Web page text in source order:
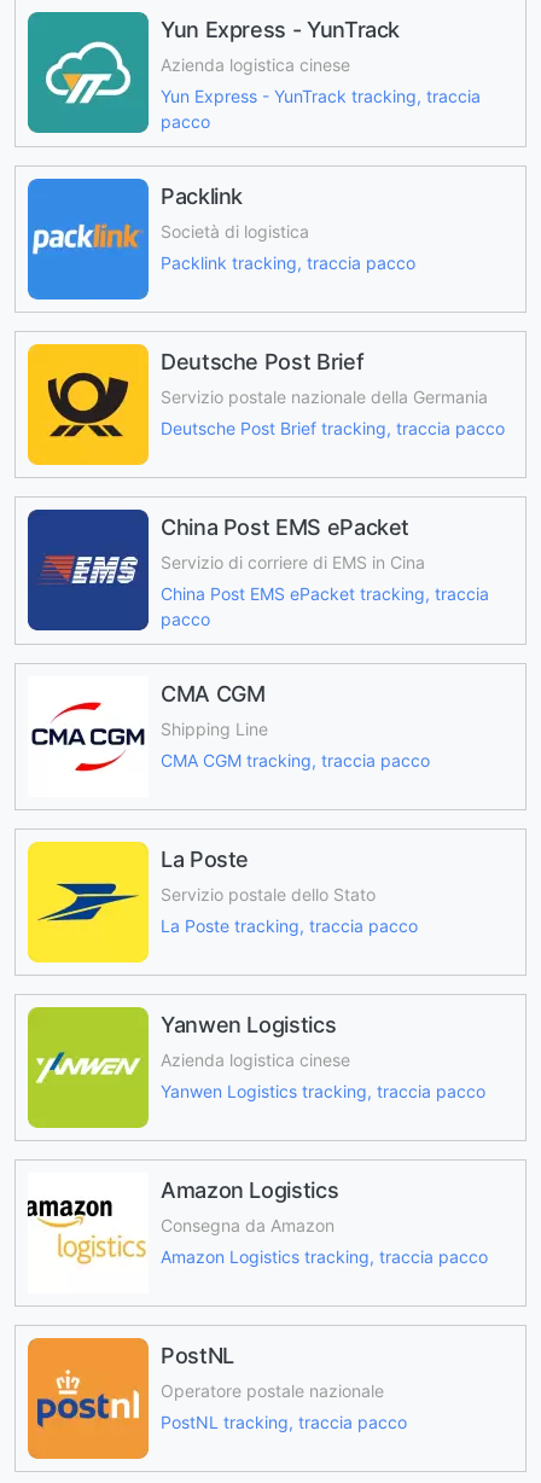
Yun Express - YunTrack
Azienda logistica cinese
Yun Express - YunTrack tracking, traccia
pacco
Packlink
Società di logistica
Packlink tracking, traccia pacco
Deutsche Post Brief
Servizio postale nazionale della Germania
Deutsche Post Brief tracking, traccia pacco
China Post EMS ePacket
Servizio di corriere di EMS in Cina
China Post EMS ePacket tracking, traccia
pacco
CMA CGM
Shipping Line
CMA CGM tracking, traccia pacco
La Poste
Servizio postale dello Stato
La Poste tracking, traccia pacco
Yanwen Logistics
Azienda logistica cinese
Yanwen Logistics tracking, traccia pacco
Amazon Logistics
Consegna da Amazon
Amazon Logistics tracking, traccia pacco
PostNL
Operatore postale nazionale
PostNL tracking, traccia pacco